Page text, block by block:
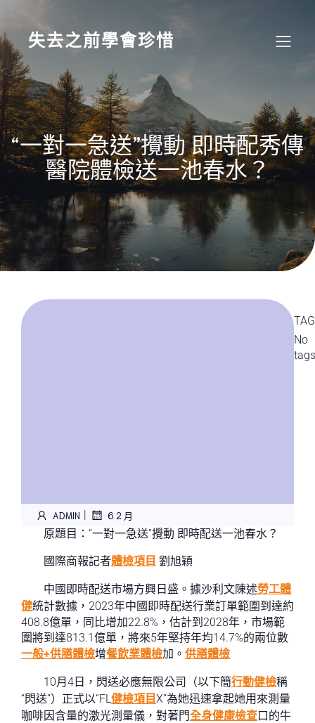
content
失去之前學會珍惜
“一對一急送”攪動 即時配秀傳
醫院體檢送一池春水？
ADMIN | 6 2 月
原題目：“一對一急送”攪動 即時配送一池春水？
國際商報記者體檢項目 劉旭穎
中國即時配送市場方興日盛。據沙利文陳述勞工體
健統計數據，2023年中國即時配送行業訂單範圍到達約
408.8億單，同比增加22.8%，估計到2028年，市場範
圍將到達813.1億單，將來5年堅持年均14.7%的兩位數
一般+供膳體檢增餐飲業體檢加。 供膳體檢
10月4日，閃送必應無限公司（以下簡行動健檢稱
“閃送”）正式以“FL健檢項目X”為她迅速拿起她用來測量
咖啡因含量的激光測量儀，對著門全身健康檢查口的牛
No
tags